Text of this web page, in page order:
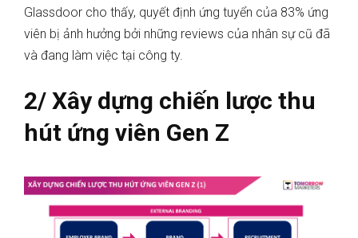
Glassdoor cho thấy, quyết định ứng tuyển của 83% ứng
viên bị ảnh hưởng bởi những reviews của nhân sự cũ đã
và đang làm việc tại công ty.
2/ Xây dựng chiến lược thu
hút ứng viên Gen Z